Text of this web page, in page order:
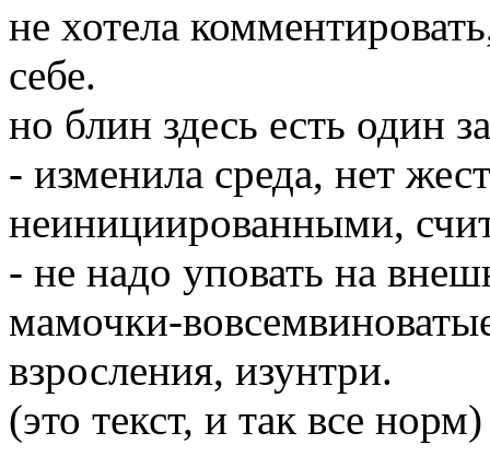
не хотела
себе.
но блин здесь есть один
- изменила среда, нет
неинициированными,
- не надо уповать на
мамочки-
взросления, изунтри.
(это текст, и так все норм)